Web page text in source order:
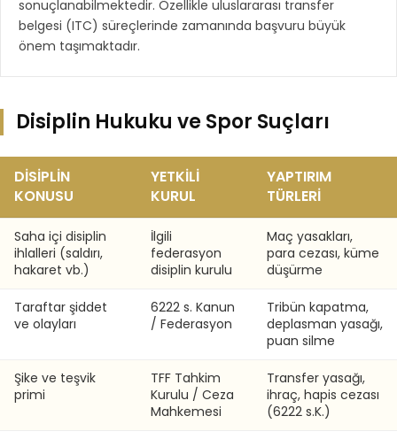
sonuçlanabilmektedir. Özellikle uluslararası transfer
belgesi (ITC) süreçlerinde zamanında başvuru büyük
önem taşımaktadır.
Disiplin Hukuku ve Spor Suçları
DISIPLIN
KONUSU
YETKILI
KURUL
YAPTIRIM
TÜRLERI
Saha içi disiplin
ihlalleri (saldırı,
hakaret vb.)
İlgili
federasyon
disiplin kurulu
Maç yasakları,
para cezası, küme
düşürme
Taraftar şiddet
ve olayları
6222 s. Kanun
/ Federasyon
Tribün kapatma,
deplasman yasağı,
puan silme
Şike ve teşvik
primi
TFF Tahkim
Kurulu / Ceza
Mahkemesi
Transfer yasağı,
ihraç, hapis cezası
(6222 s.K.)